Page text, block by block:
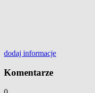
dodaj informacje
Komentarze